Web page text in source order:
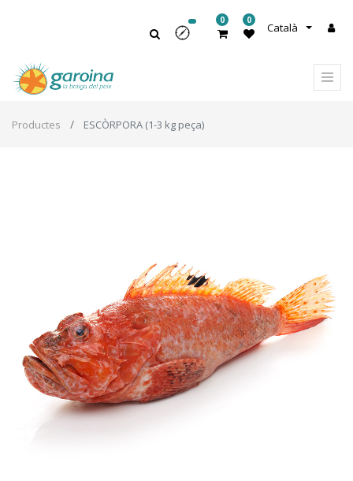
Català
0 0
Productes ESCÒRPORA (1-3 kg peça)